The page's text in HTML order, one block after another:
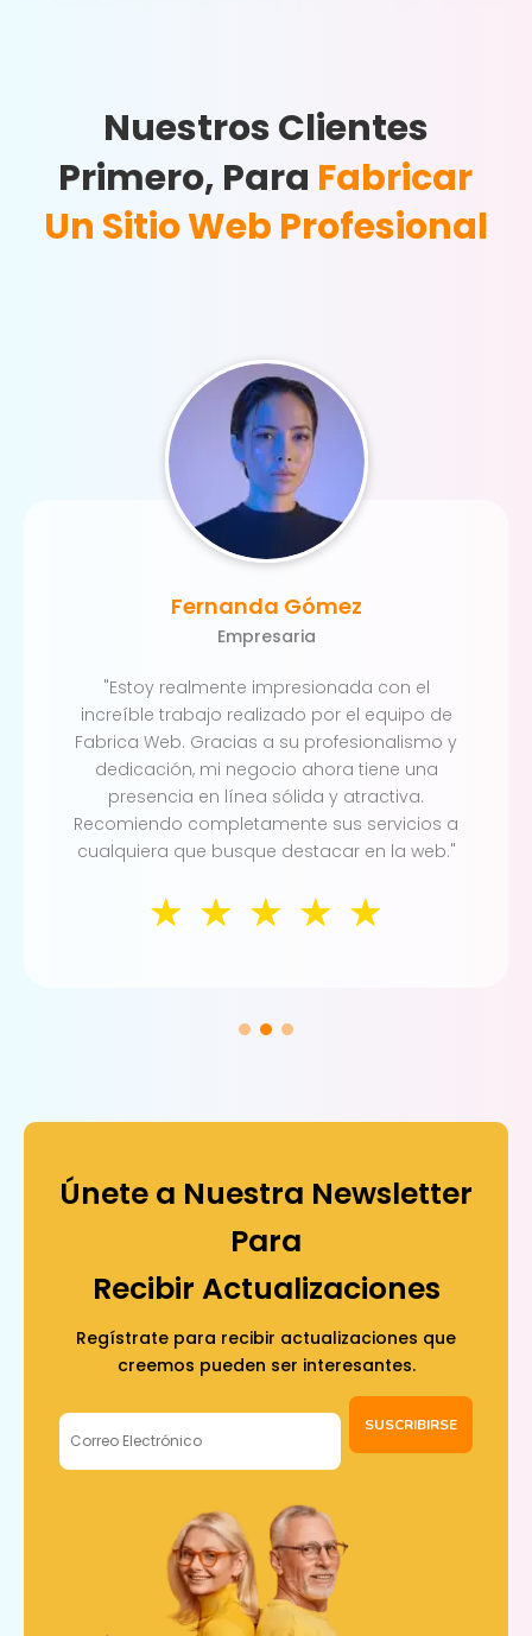
Nuestros Clientes
Primero, Para Fabricar
Un Sitio Web Profesional
"Estoy realmente impresionada con el
increíble trabajo realizado por el equipo de
Fabrica Web. Gracias a su profesionalismo y
dedicación, mi negocio ahora tiene una
presencia en línea sólida y atractiva.
Recomiendo completamente sus servicios a
cualquiera que busque destacar en la web."
Fernanda Gómez
Empresaria
☆ ☆ ☆ ☆ ☆
Únete a Nuestra Newsletter
Para
Recibir Actualizaciones
Regístrate para recibir actualizaciones que
creemos pueden ser interesantes.
SUSCRIBIRSE